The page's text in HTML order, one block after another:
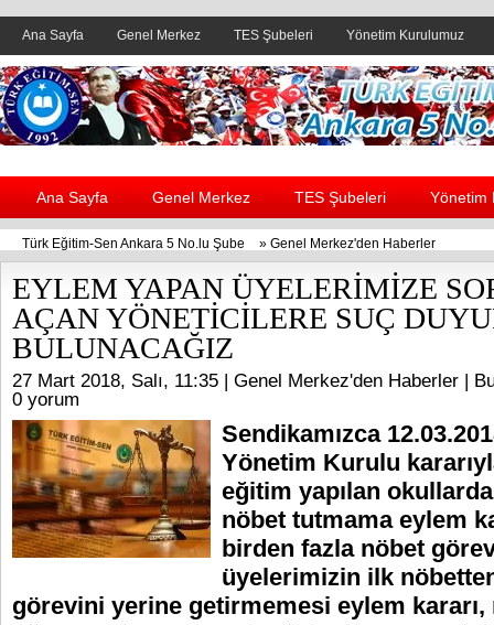
Ana Sayfa Genel Merkez TES Şubeleri Yönetim Kurulumuz
Header yanı reklam alanı
Ana Sayfa Genel Merkez TES Şubeleri Yönetim
Türk Eğitim-Sen Ankara 5 No.lu Şube » Genel Merkez'den Haberler
EYLEM YAPAN ÜYELERİMİZE
AÇAN YÖNETİCİLERE SUÇ
BULUNACAĞIZ
27 Mart 2018, Salı, 11:35 | Genel Merkez'den Haberler |
0 yorum
Sendikamızca
Yönetim Kurulu
eğitim yapılan
nöbet tutmama eylem
birden fazla nöbet
üyelerimizin ilk
görevini yerine getirmemesi eylem kararı,